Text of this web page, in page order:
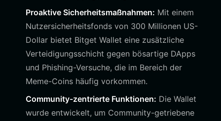
Proaktive Sicherheitsmaßnahmen: Mit einem
Nutzersicherheitsfonds von 300 Millionen US-
Dollar bietet Bitget Wallet eine zusätzliche
Verteidigungsschicht gegen bösartige DApps
und Phishing-Versuche, die im Bereich der
Meme-Coins häufig vorkommen.
Community-zentrierte Funktionen: Die Wallet
wurde entwickelt, um Community-getriebene